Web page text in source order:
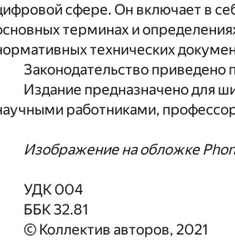
сфере. Он включает в
терминах и
технических
Законодательство приведено
Издание предназначено для
работниками,
Изображение на обложке
УДК 004
ББК 32.81
© Коллектив авторов, 2021